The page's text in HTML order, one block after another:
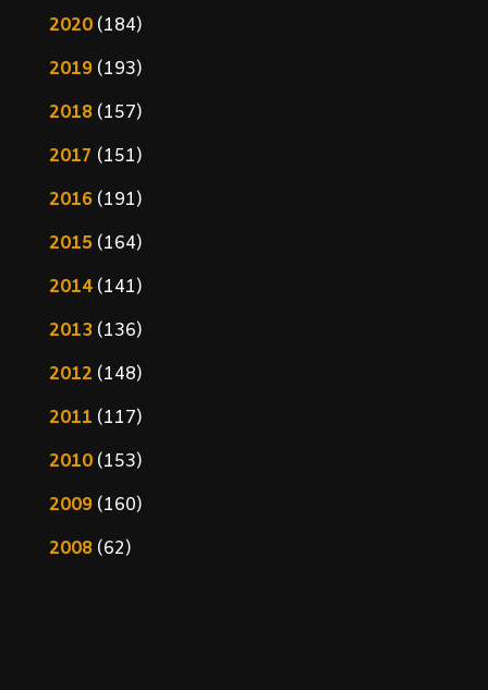
2020(184)
2019(193)
2018(157)
2017 (151)
2016(191)
2015(164)
2014(141)
2013(136)
2012 (148)
2011 (117)
2010(153)
2009(160)
2008(62)